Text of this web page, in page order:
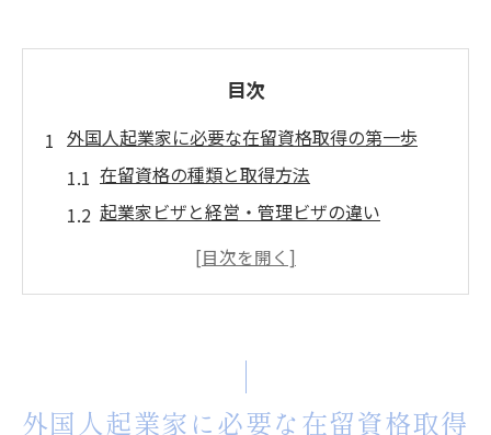
目次
外国人起業家に必要な在留資格取得の第一歩
在留資格の種類と取得方法
起業家ビザと経営・管理ビザの違い
必要書類の準備と手続きの流れ
在留資格取得後の次のステップ
経営コンサルタントが教える日本での資金調達
外国人起業家に必要な在留資格取得